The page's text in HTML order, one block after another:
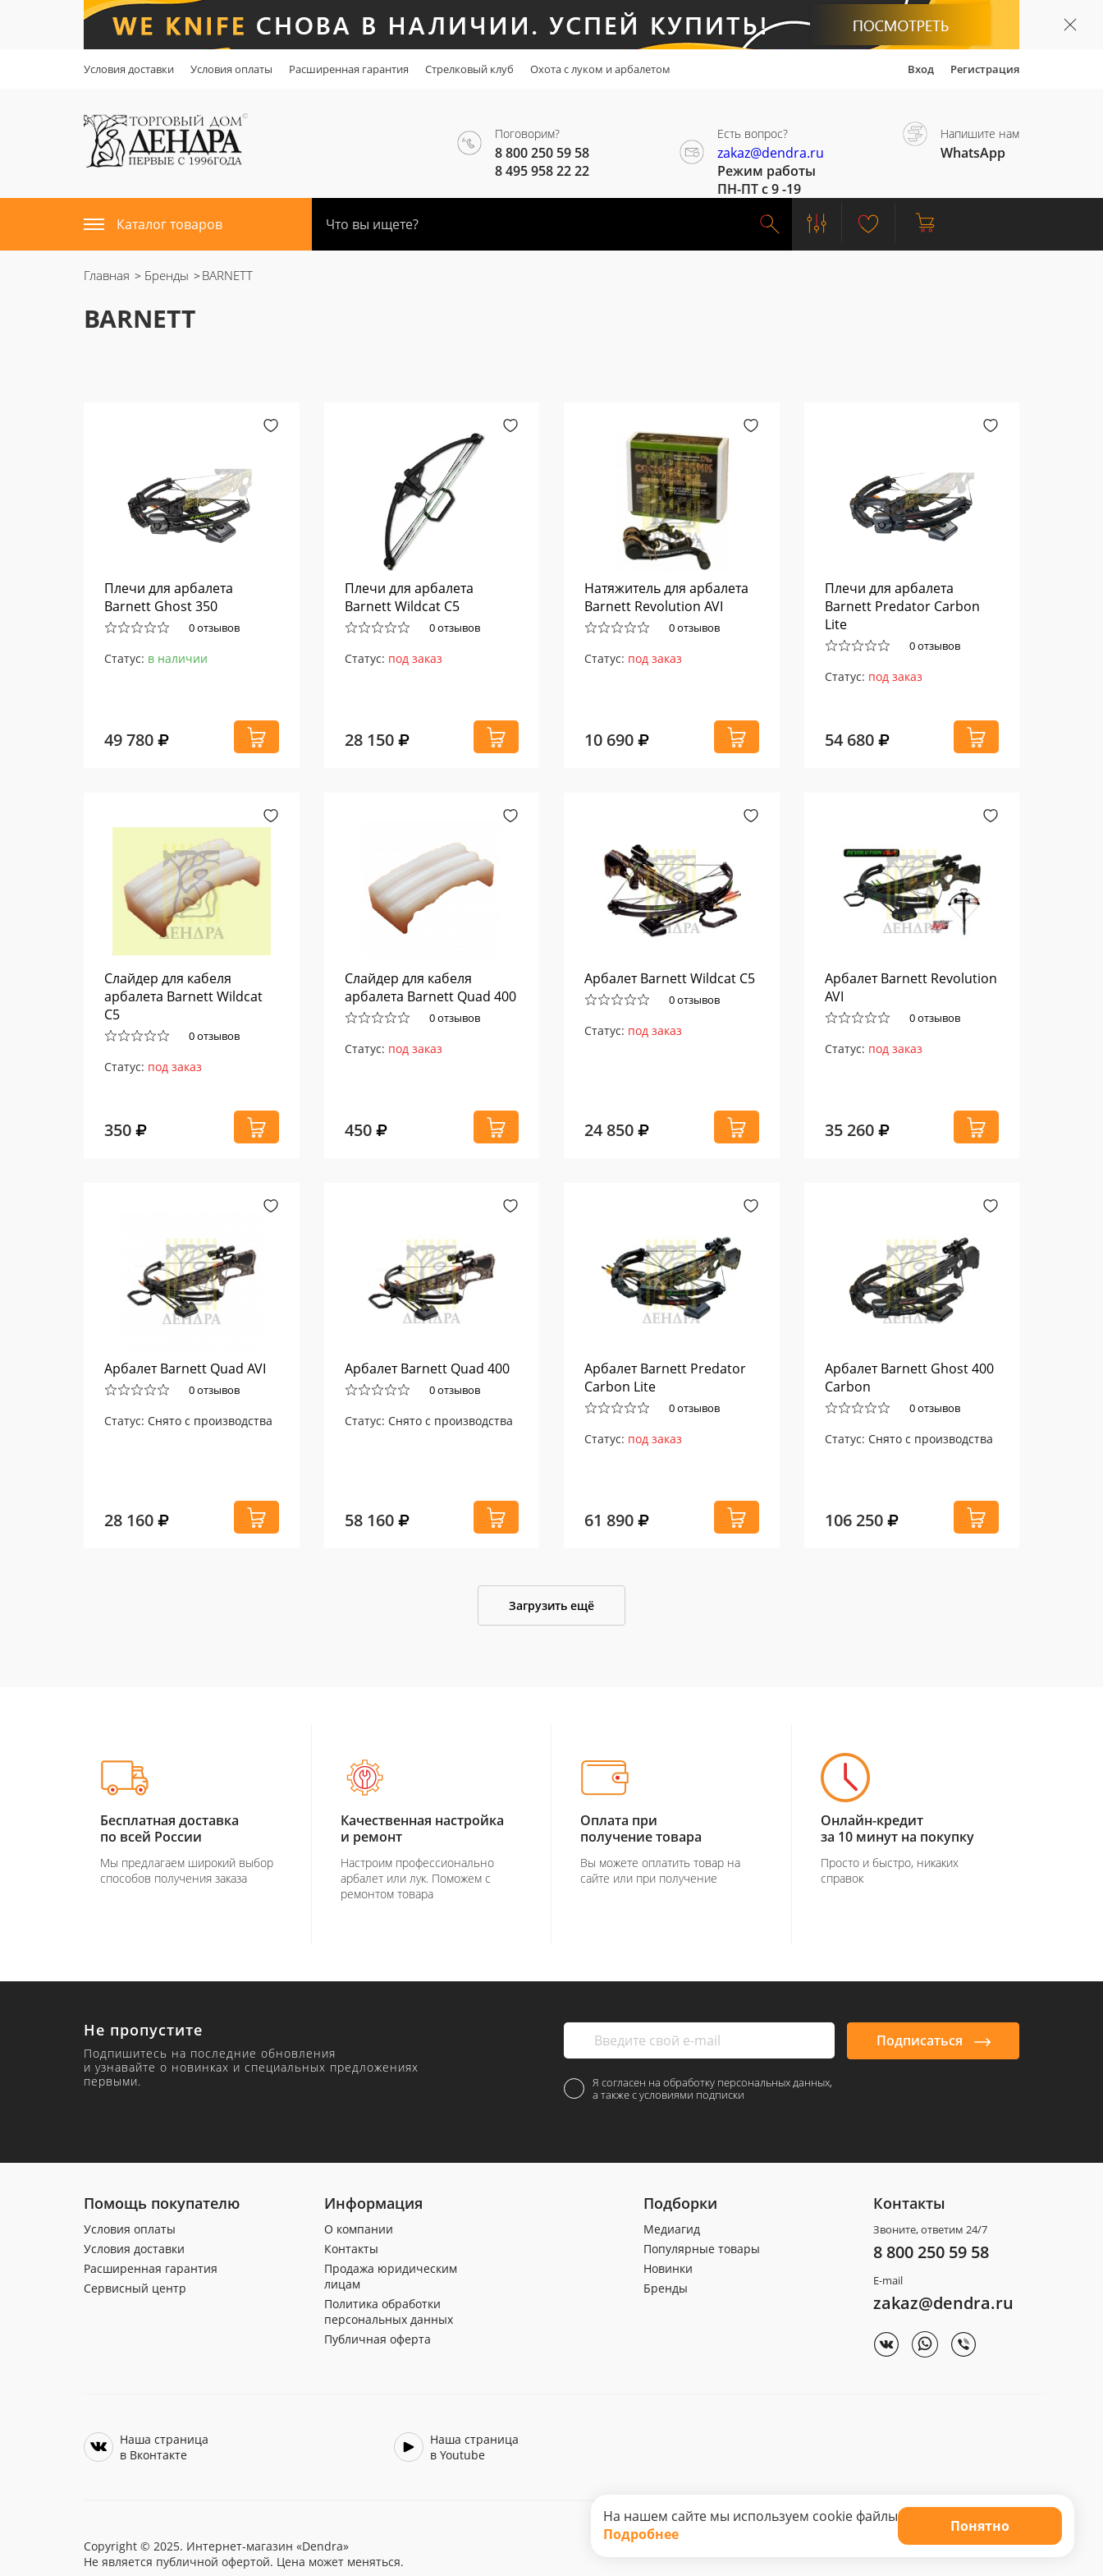
Условия доставки Условия оплаты Расширенная гарантия Стрелковый клуб Охота с луком и арбалетом Вход Регистрация
Поговорим?
8 800 250 59 58
8 495 958 22 22
Есть вопрос?
zakaz@dendra.ru
Режим работы
ПН-ПТ с 9 -19
Напишите нам
WhatsApp
Каталог товаров
Главная Бренды BARNETT
BARNETT
Плечи для арбалета
Barnett Ghost 350
0 отзывов
Статус: в наличии
49 780
Плечи для арбалета
Barnett Wildcat C5
0 отзывов
Статус: под заказ
28 150
Натяжитель для арбалета
Barnett Revolution AVI
0 отзывов
Статус: под заказ
10 690
Плечи для арбалета
Barnett Predator Carbon
Lite
0 отзывов
Статус: под заказ
54 680
Слайдер для кабеля
арбалета Barnett Wildcat
C5
0 отзывов
Статус: под заказ
350
Слайдер для кабеля
арбалета Barnett Quad 400
0 отзывов
Статус: под заказ
450
Арбалет Barnett Wildcat C5
0 отзывов
Статус: под заказ
24 850
Арбалет Barnett Revolution
AVI
0 отзывов
Статус: под заказ
35 260
Арбалет Barnett Quad AVI
0 отзывов
Статус: Снято с производства
28 160
Арбалет Barnett Quad 400
0 отзывов
Статус: Снято с производства
58 160
Арбалет Barnett Predator
Carbon Lite
0 отзывов
Статус: под заказ
61 890
Арбалет Barnett Ghost 400
Carbon
0 отзывов
Статус: Снято с производства
106 250
Загрузить ещё
Бесплатная доставка
по всей России
Мы предлагаем широкий выбор
способов получения заказа
Качественная настройка
и ремонт
Настроим профессионально
арбалет или лук. Поможем с
ремонтом товара
Оплата при
получение товара
Вы можете оплатить товар на
сайте или при получение
Онлайн-кредит
за 10 минут на покупку
Просто и быстро, никаких
справок
Не пропустите
Подпишитесь на последние обновления
и узнавайте о новинках и специальных предложениях
первыми.
Подписаться
Я согласен на обработку персональных данных,
а также с условиями подписки
Помощь покупателю
Условия оплаты
Условия доставки
Расширенная гарантия
Сервисный центр
Информация
О компании
Контакты
Продажа юридическим
лицам
Политика обработки
персональных данных
Публичная оферта
Подборки
Медиагид
Популярные товары
Новинки
Бренды
Контакты
Звоните, ответим 24/7
8 800 250 59 58
E-mail
zakaz@dendra.ru
Наша страница
в Вконтакте
Наша страница
в Youtube
Copyright © 2025. Интернет-магазин «Dendra»
Не является публичной офертой. Цена может меняться.
На нашем сайте мы используем cookie файлы
Подробнее
Понятно